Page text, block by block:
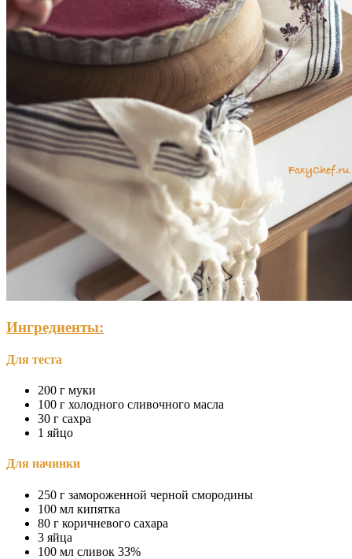
Ингредиенты:
Для теста
200 г муки
100 г холодного сливочного масла
30 г сахра
1 яйцо
Для начинки
250 г замороженной черной смородины
100 мл кипятка
80 г коричневого сахара
3 яйца
100 мл сливок 33%